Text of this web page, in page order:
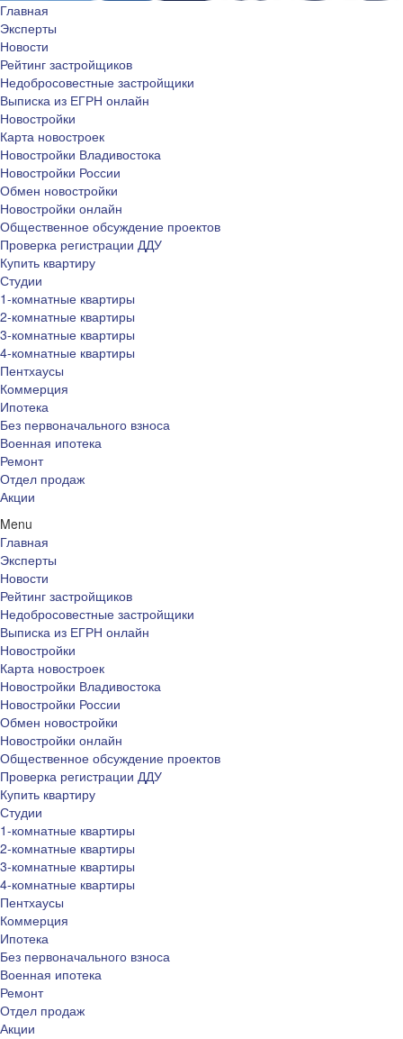
Главная
Эксперты
Новости
Рейтинг застройщиков
Недобросовестные застройщики
Выписка из ЕГРН онлайн
Новостройки
Карта новостроек
Новостройки Владивостока
Новостройки России
Обмен новостройки
Новостройки онлайн
Общественное обсуждение проектов
Проверка регистрации ДДУ
Купить квартиру
Студии
1-комнатные квартиры
2-комнатные квартиры
3-комнатные квартиры
4-комнатные квартиры
Пентхаусы
Коммерция
Ипотека
Без первоначального взноса
Военная ипотека
Ремонт
Отдел продаж
Акции
Menu
Главная
Эксперты
Новости
Рейтинг застройщиков
Недобросовестные застройщики
Выписка из ЕГРН онлайн
Новостройки
Карта новостроек
Новостройки Владивостока
Новостройки России
Обмен новостройки
Новостройки онлайн
Общественное обсуждение проектов
Проверка регистрации ДДУ
Купить квартиру
Студии
1-комнатные квартиры
2-комнатные квартиры
3-комнатные квартиры
4-комнатные квартиры
Пентхаусы
Коммерция
Ипотека
Без первоначального взноса
Военная ипотека
Ремонт
Отдел продаж
Акции